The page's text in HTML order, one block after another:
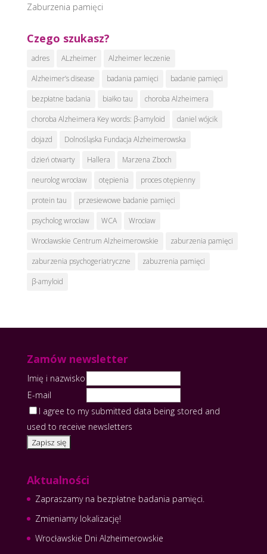
Zaburzenia pamięci
Czego szukasz?
adres ALzheimer
Alzheimer leczenie
Alzheimer’s disease
badania pamięci
badanie pamięci
bezpłatne badania
białko tau
choroba Alzheimera
choroba Alzheimera Key words: β-amyloid
daniel wójcik
dojazd
Dolnośląska Fundacja Alzheimerowska
dzień otwarty
Hallera
Marzena Zboch
neurolog wrocław
otępienia
proces otępienny
protein tau
przesiewowe badanie pamięci
psycholog wrocław
WCA
Wrocław
Wrocławskie Centrum Alzheimerowskie
zaburzenia pamięci
zaburzenia psychogeriatryczne
zabuzrenia pamięci
β-amyloid
Zamów newsletter
Imię i nazwisko
E-mail
I agree to my submitted data being stored and
used to receive newsletters
Aktualności
Zapraszamy na bezpłatne badania pamięci.
Zmieniamy lokalizację!
Wrocławskie Dni Alzheimerowskie